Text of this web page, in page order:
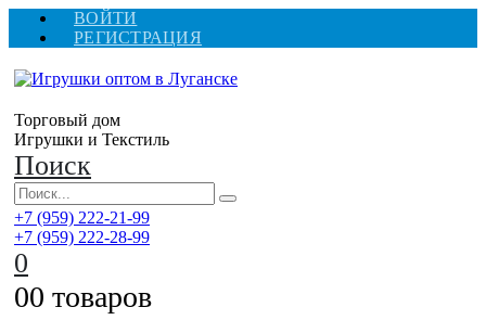
ВОЙТИ
РЕГИСТРАЦИЯ
Торговый дом
Игрушки и Текстиль
Поиск
+7 (959) 222-21-99
+7 (959) 222-28-99
0
00 товаров